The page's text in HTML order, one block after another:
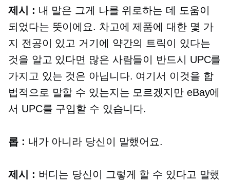
제시 : 내 말은 그게 나를 위로하는 데 도움이
되었다는 뜻이에요. 차고에 제품에 대한 몇 가
지 전공이 있고 거기에 약간의 트릭이 있다는
것을 알고 있다면 많은 사람들이 반드시 UPC를
가지고 있는 것은 아닙니다. 여기서 이것을 합
법적으로 말할 수 있는지는 모르겠지만 eBay에
서 UPC를 구입할 수 있습니다.
롭 : 내가 아니라 당신이 말했어요.
제시 : 버디는 당신이 그렇게 할 수 있다고 말했